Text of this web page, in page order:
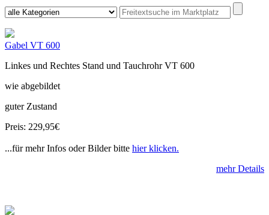
Gabel VT 600
Linkes und Rechtes Stand und Tauchrohr VT 600
wie abgebildet
guter Zustand
Preis: 229,95€
...für mehr Infos oder Bilder bitte hier klicken.
mehr Details